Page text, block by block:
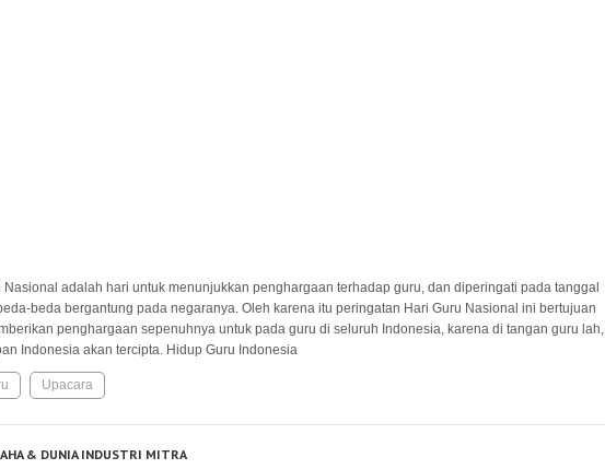
Nasional adalah hari untuk menunjukkan penghargaan terhadap guru, dan diperingati pada tanggal
beda bergantung pada negaranya. Oleh karena itu peringatan Hari Guru Nasional ini bertujuan
penghargaan sepenuhnya untuk pada guru di seluruh Indonesia, karena di tangan guru lah,
Indonesia akan tercipta. Hidup Guru Indonesia
Upacara
& DUNIA INDUSTRI MITRA